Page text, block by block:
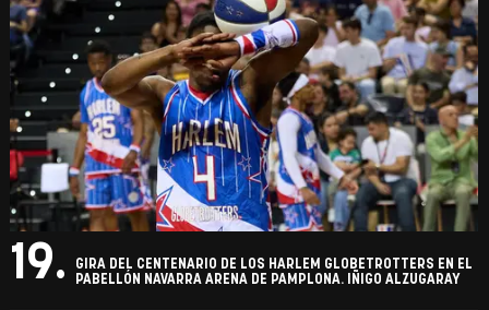
19.
GIRA DEL CENTENARIO DE LOS HARLEM GLOBETROTTERS EN EL
PABELLÓN NAVARRA ARENA DE PAMPLONA. IÑIGO ALZUGARAY